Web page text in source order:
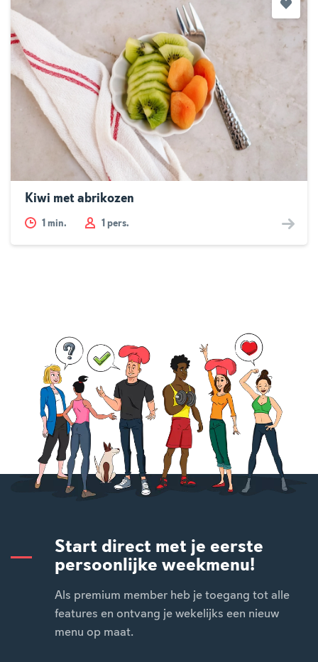
Kiwi met abrikozen
1 min. 1 pers.
Start direct met je eerste
persoonlijke weekmenu!
Als premium member heb je toegang tot alle
features en ontvang je wekelijks een nieuw
menu op maat.